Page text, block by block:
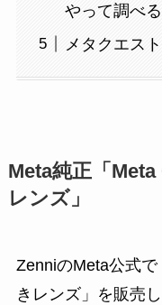
やって調べる
メタクエス
Meta純正「
レンズ」
ZenniのMeta公式
きレンズ」を販売し